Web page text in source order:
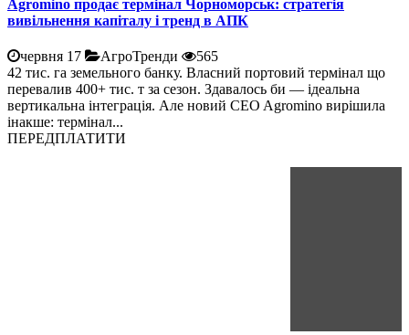
Agromino продає термінал Чорноморськ: стратегія
вивільнення капіталу і тренд в АПК
червня 17 АгроТренди
565
42 тис. га земельного банку. Власний портовий термінал що
перевалив 400+ тис. т за сезон. Здавалось би — ідеальна
вертикальна інтеграція. Але новий CEO Agromino вирішила
інакше: термінал...
ПЕРЕДПЛАТИТИ